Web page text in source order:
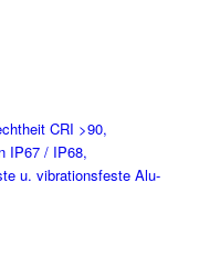
CRI >90,
IP67 / IP68,
u. vibrationsfeste Alu-